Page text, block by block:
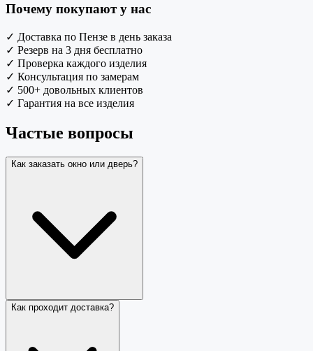
Почему покупают у нас
✓ Доставка по Пензе в день заказа
✓ Резерв на 3 дня бесплатно
✓ Проверка каждого изделия
✓ Консультация по замерам
✓ 500+ довольных клиентов
✓ Гарантия на все изделия
Частые вопросы
Как заказать окно или дверь?
Как проходит доставка?